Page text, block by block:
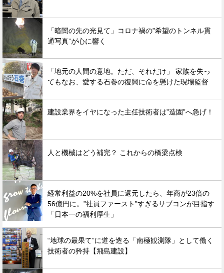
「暗闇の先の光見て」コロナ禍の”希望のトンネル貫
通写真”が心に響く
「地元の人間の意地。ただ、それだけ」 家族を失っ
てもなお、愛する石巻の復興に命を懸けた現場監督
建設業界をイヤになった主任技術者は”造園”へ急げ！
人と機械はどう補完？ これからの橋梁点検
経常利益の20%を社員に還元したら、年商が23倍の
56億円に。”社員ファースト”すぎるサブコンが目指す
「日本一の福利厚生」
“地球の最果て”に道を造る「南極観測隊」として働く
技術者の矜持【飛島建設】